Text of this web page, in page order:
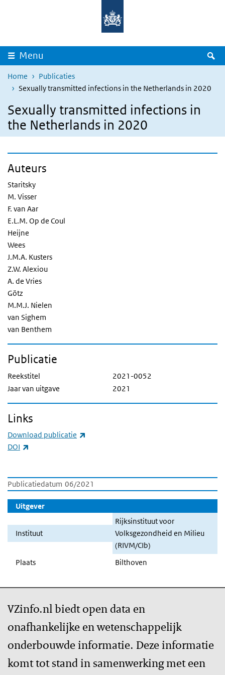
Overslaan en naar de inhoud gaan
Menu
Home
Publicaties
Sexually transmitted infections in the Netherlands in 2020
Sexually transmitted infections in
the Netherlands in 2020
Publicatiedatum 06/2021
Uitgever
Instituut
Rijksinstituut voor
Volksgezondheid en Milieu
(RIVM/CIb)
Plaats
Bilthoven
Auteurs
Staritsky
M. Visser
F. van Aar
E.L.M. Op de Coul
Heijne
Wees
J.M.A. Kusters
Z.W. Alexiou
A. de Vries
Götz
M.M.J. Nielen
van Sighem
van Benthem
Publicatie
Reekstitel
2021-0052
Jaar van uitgave
2021
Links
Download publicatie
DOI
VZinfo.nl biedt open data en
onafhankelijke en wetenschappelijk
onderbouwde informatie. Deze informatie
komt tot stand in samenwerking met een